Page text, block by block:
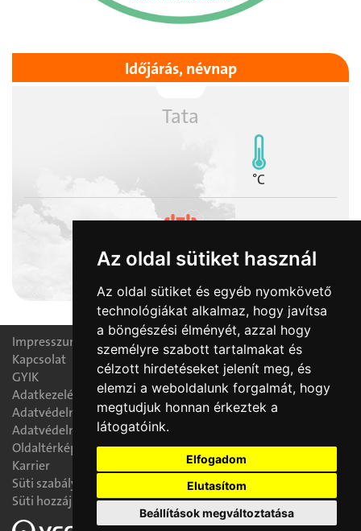
Az oldal sütiket használ
Az oldal sütiket és egyéb nyomkövető
technológiákat alkalmaz, hogy javítsa
a böngészési élményét, azzal hogy
személyre szabott tartalmakat és
célzott hirdetéseket jelenít meg, és
elemzi a weboldalunk forgalmát, hogy
megtudjuk honnan érkeztek a
látogatóink.
Elfogadom
Elutasítom
Beállítások megváltoztatása
Időjárás, névnap
Tata
°C
2026-08-07
Impresszum
Kapcsolat
GYIK
Adatkezelési nyilatkozat
Adatvédelmi tájékoztató
Adatvédelmi tisztségviselő
Oldaltérkép
Karrier
Süti szabályzat
Süti hozzájárulás módosítása